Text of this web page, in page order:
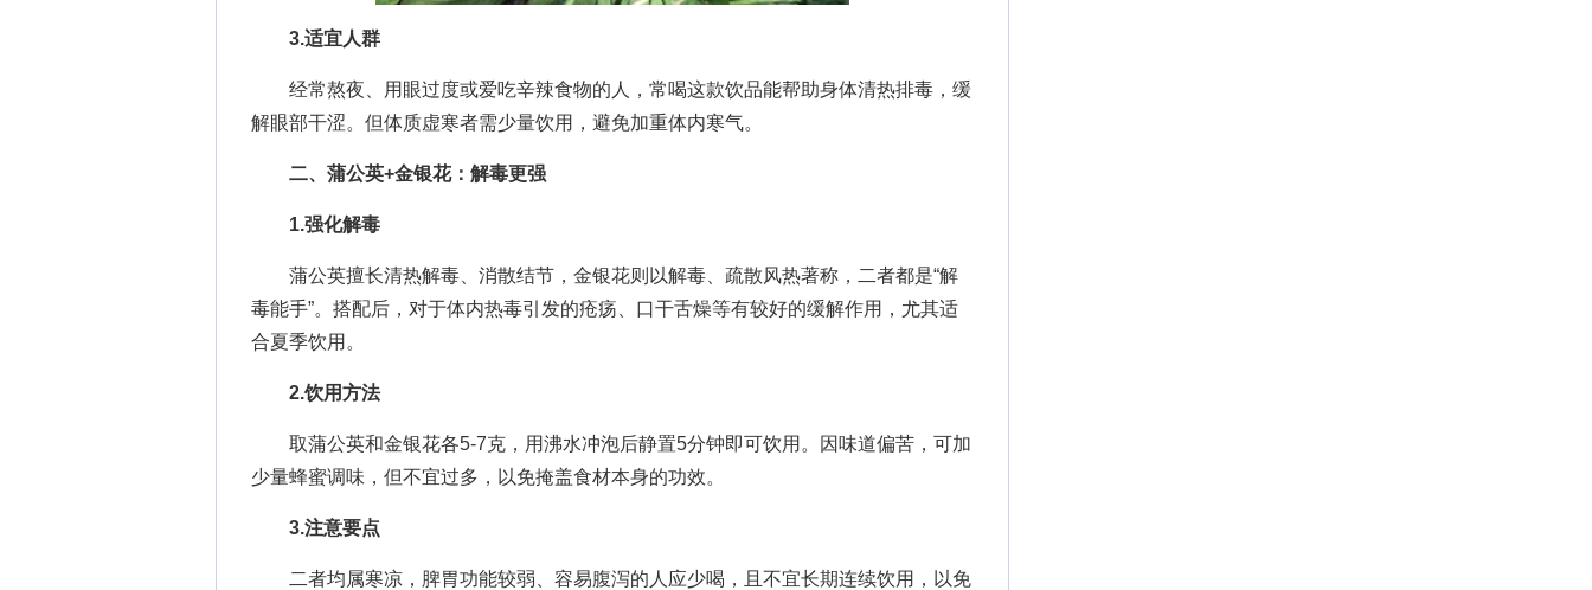
3.适宜人群
经常熬夜、用眼过度或爱吃辛辣食物的人，常喝这款饮品能帮助身体清热排毒，缓
解眼部干涩。但体质虚寒者需少量饮用，避免加重体内寒气。
二、蒲公英+金银花：解毒更强
1.强化解毒
蒲公英擅长清热解毒、消散结节，金银花则以解毒、疏散风热著称，二者都是“解
毒能手”。搭配后，对于体内热毒引发的疮疡、口干舌燥等有较好的缓解作用，尤其适
合夏季饮用。
2.饮用方法
取蒲公英和金银花各5-7克，用沸水冲泡后静置5分钟即可饮用。因味道偏苦，可加
少量蜂蜜调味，但不宜过多，以免掩盖食材本身的功效。
3.注意要点
二者均属寒凉，脾胃功能较弱、容易腹泻的人应少喝，且不宜长期连续饮用，以免